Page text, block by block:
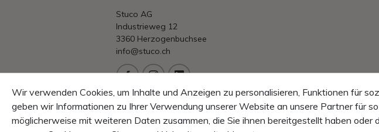
Stuco AG
Industrieweg 12
3360 Herzogenbuchsee
info@stuco.ch
+41 62 956 5010
Wir verwenden Cookies, um Inhalte und Anzeigen zu personalisieren, Funktionen für
geben wir Informationen zu Ihrer Verwendung unserer Website an unsere Partner für
möglicherweise mit weiteren Daten zusammen, die Sie ihnen bereitgestellt haben